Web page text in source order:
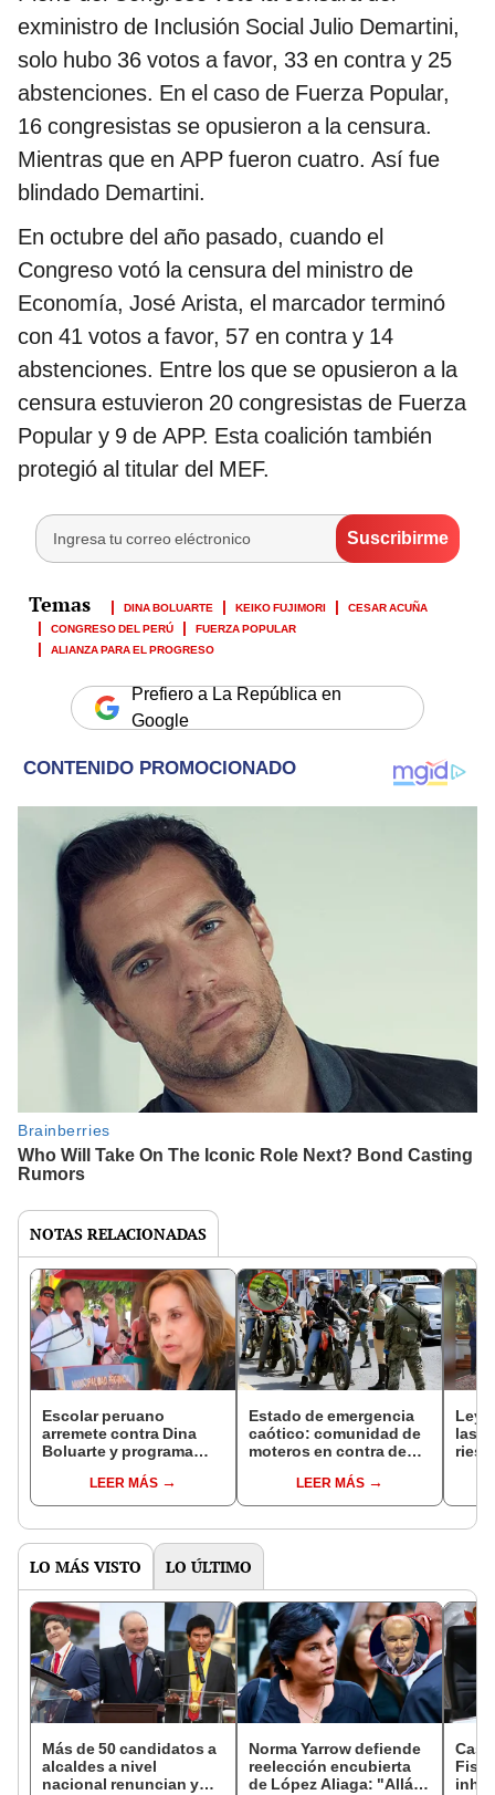
exministro de Inclusión Social Julio Demartini,
solo hubo 36 votos a favor, 33 en contra y 25
abstenciones. En el caso de Fuerza Popular,
16 congresistas se opusieron a la censura.
Mientras que en APP fueron cuatro. Así fue
blindado Demartini.
En octubre del año pasado, cuando el
Congreso votó la censura del ministro de
Economía, José Arista, el marcador terminó
con 41 votos a favor, 57 en contra y 14
abstenciones. Entre los que se opusieron a la
censura estuvieron 20 congresistas de Fuerza
Popular y 9 de APP. Esta coalición también
protegió al titular del MEF.
DINA BOLUARTE KEIKO FUJIMORI
CESAR ACUÑA
CONGRESO DEL PERÚ
FUERZA POPULAR
ALIANZA PARA EL PROGRESO
Prefiero a La República en
Google
NOTAS RELACIONADAS
Escolar peruano
arremete contra Dina
Boluarte y programa
intoxicación masiva:
"Juegan con nuestra
LEER MÁS
Estado de emergencia
caótico: comunidad de
moteros en contra de
GobiernoLEER MÁS
Ley
las
LO MÁS VISTO LO ÚLTIMO
Más de 50 candidatos a
alcaldes a nivel
nacional renuncian y
Norma Yarrow defiende
reelección encubierta
de López Aliaga: "Allá el